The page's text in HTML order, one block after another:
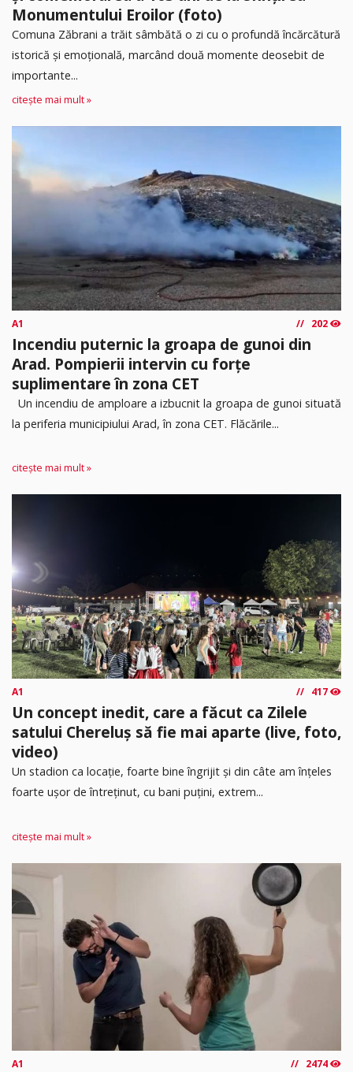
Monumentului Eroilor (foto)
Comuna Zăbrani a trăit sâmbătă o zi cu o profundă încărcătură
istorică și emoțională, marcând două momente deosebit de
importante...
citește mai mult »
A1 202
Incendiu puternic la groapa de gunoi din
Arad. Pompierii intervin cu forțe
suplimentare în zona CET
Un incendiu de amploare a izbucnit la groapa de gunoi situată
la periferia municipiului Arad, în zona CET. Flăcările...
citește mai mult »
A1 417
Un concept inedit, care a făcut ca Zilele
satului Chereluș să fie mai aparte (live, foto,
video)
Un stadion ca locație, foarte bine îngrijit și din câte am înțeles
foarte ușor de întreținut, cu bani puțini, extrem...
citește mai mult »
A1 2474